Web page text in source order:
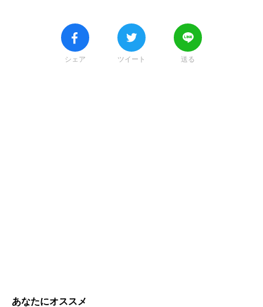
シェア ツイート 送る
あなたにオススメ